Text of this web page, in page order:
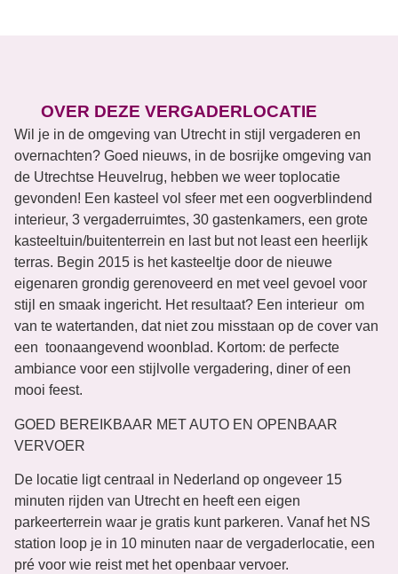
OVER DEZE VERGADERLOCATIE
Wil je in de omgeving van Utrecht in stijl vergaderen en
overnachten? Goed nieuws, in de bosrijke omgeving van
de Utrechtse Heuvelrug, hebben we weer toplocatie
gevonden! Een kasteel vol sfeer met een oogverblindend
interieur, 3 vergaderruimtes, 30 gastenkamers, een grote
kasteeltuin/buitenterrein en last but not least een heerlijk
terras. Begin 2015 is het kasteeltje door de nieuwe
eigenaren grondig gerenoveerd en met veel gevoel voor
stijl en smaak ingericht. Het resultaat? Een interieur om
van te watertanden, dat niet zou misstaan op de cover van
een toonaangevend woonblad. Kortom: de perfecte
ambiance voor een stijlvolle vergadering, diner of een
mooi feest.
GOED BEREIKBAAR MET AUTO EN OPENBAAR
VERVOER
De locatie ligt centraal in Nederland op ongeveer 15
minuten rijden van Utrecht en heeft een eigen
parkeerterrein waar je gratis kunt parkeren. Vanaf het NS
station loop je in 10 minuten naar de vergaderlocatie, een
pré voor wie reist met het openbaar vervoer.